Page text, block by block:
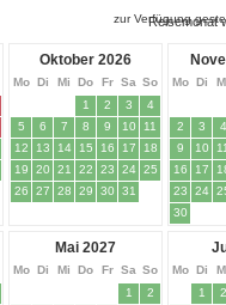
zur Verfügung
Reisemonat
Oktober 2026
Mo Di Mi Do Fr Sa So
1
2 3
4
5
6 7 8 9 10
11
12
13 14 15 16 17
18
19
20 21 22 23 24 25
26
27 28 29 30 31
Mo Di
2 3
4
9
10
16
17
23
24
30
Mai 2027
Mo Di Mi Do Fr Sa So
1
2
Mo Di
1
2